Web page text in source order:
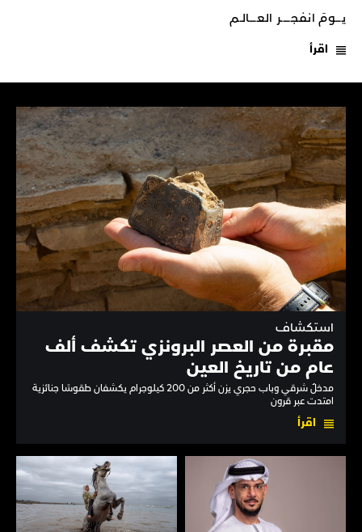
يـــومَ انفجـــــر العــــالـم
اقرأ
استكشاف
مقبرة من العصر البرونزي تكشف ألف
عام من تاريخ العين
مدخلٌ شرقي وباب حجري يزن أكثر من 200 كيلوجرام يكشفان طقوسًا جنائزية
امتدت عبر قرون
اقرأ